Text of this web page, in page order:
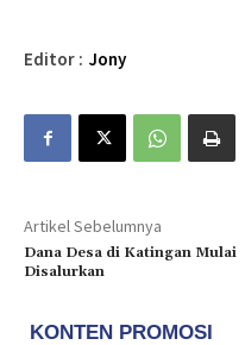
Editor : Jony
Artikel Sebelumnya
Dana Desa di Katingan Mulai
Disalurkan